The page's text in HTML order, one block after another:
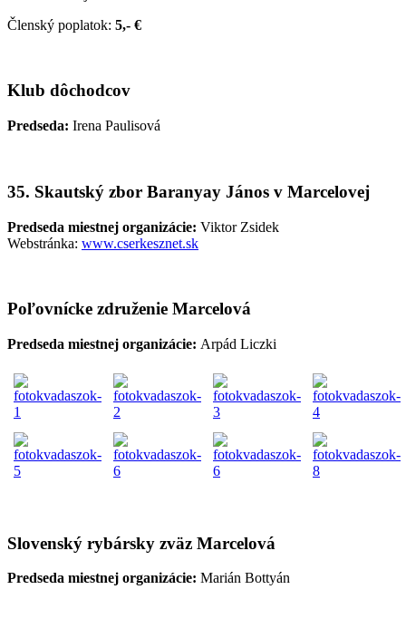
Členský poplatok: 5,- €
Klub dôchodcov
Predseda: Irena Paulisová
35. Skautský zbor Baranyay János v Marcelovej
Predseda miestnej organizácie: Viktor Zsidek
Webstránka: www.cserkesznet.sk
Poľovnícke združenie Marcelová
Predseda miestnej organizácie: Arpád Liczki
Slovenský rybársky zväz Marcelová
Predseda miestnej organizácie: Marián Bottyán